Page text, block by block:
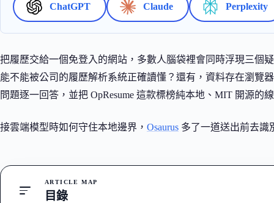
ChatGPT Claude Perplexity
把履歷交給一個免登入的網站，多數人腦袋裡會同時浮現三個
能不能被公司的履歷解析系統正確讀懂？還有，資料存在瀏覽
問題逐一回答，並把 OpResume 這款標榜純本地、MIT 開源的
接雲端模型時如何守住本地邊界， Osaurus 多了一道送出前去識
ARTICLE MAP
目錄